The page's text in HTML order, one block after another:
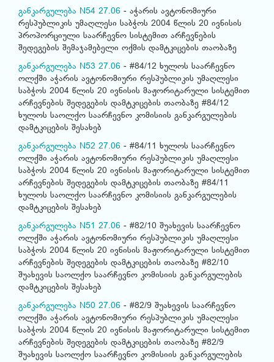
განკარგულება N54 27.06 - აჭარის ავტონომიური
რესპუბლიკის უმაღლესი საბჭოს 2004 წლის 20 ივნისის
პროპორციული საარჩევნო სისტემით არჩევნების
შედეგების შემაჯამებელი ოქმის დამტკიცების თაობაზე
განკარგულება N53 27.06 - #84/12 ხულოს საარჩევნო
ოლქში აჭარის ავტონომიური რესპუბლიკის უმაღლესი
საბჭოს 2004 წლის 20 ივნისის მაჟორიტარული სისტემით
არჩევნების შედეგების დამტკიცების თაობაზე #84/12
ხულოს საოლქო საარჩევნო კომისიის განკარგულების
დამტკიცების შესახებ
განკარგულება N52 27.06 - #84/11 ხულოს საარჩევნო
ოლქში აჭარის ავტონომიური რესპუბლიკის უმაღლესი
საბჭოს 2004 წლის 20 ივნისის მაჟორიტარული სისტემით
არჩევნების შედეგების დამტკიცების თაობაზე #84/11
ხულოს საოლქო საარჩევნო კომისიის განკარგულების
დამტკიცების შესახებ
განკარგულება N51 27.06 - #82/10 შუახევის საარჩევნო
ოლქში აჭარის ავტონომიური რესპუბლიკის უმაღლესი
საბჭოს 2004 წლის 20 ივნისის მაჟორიტარული სისტემით
არჩევნების შედეგების დამტკიცების თაობაზე #82/10
შუახევის საოლქო საარჩევნო კომისიის განკარგულების
დამტკიცების შესახებ
განკარგულება N50 27.06 - #82/9 შუახევის საარჩევნო
ოლქში აჭარის ავტონომიური რესპუბლიკის უმაღლესი
საბჭოს 2004 წლის 20 ივნისის მაჟორიტარული სისტემით
არჩევნების შედეგების დამტკიცების თაობაზე #82/9
შუახევის საოლქო საარჩევნო კომისიის განკარგულების